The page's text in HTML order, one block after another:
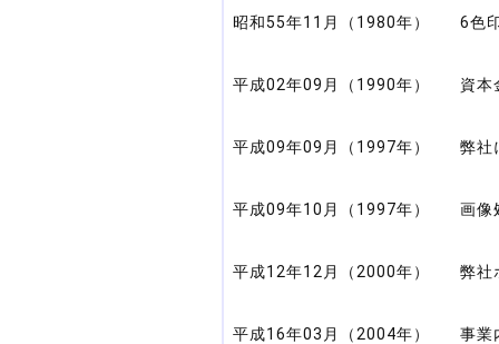
昭和55年11月（1980年） 6色
平成02年09月（1990年） 資本
平成09年09月（1997年） 弊社
平成09年10月（1997年） 画像
平成12年12月（2000年） 弊社
平成16年03月（2004年） 事業